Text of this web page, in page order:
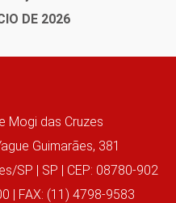
DE 2026
Mogi das Cruzes
Guimarães, 381
SP | SP | CEP: 08780-902
| FAX: (11) 4798-9583